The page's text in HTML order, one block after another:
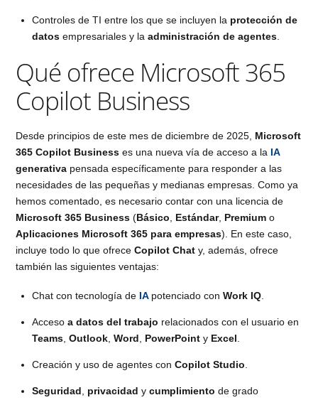
Controles de TI entre los que se incluyen la protección de
datos empresariales y la administración de agentes.
Qué ofrece Microsoft 365
Copilot Business
Desde principios de este mes de diciembre de 2025, Microsoft
365 Copilot Business es una nueva vía de acceso a la IA
generativa pensada específicamente para responder a las
necesidades de las pequeñas y medianas empresas. Como ya
hemos comentado, es necesario contar con una licencia de
Microsoft 365 Business (Básico Estándar, Premium o
Aplicaciones Microsoft 365 para empresas). En este caso,
incluye todo lo que ofreceCopilot Chaty, además, ofrece
también las siguientes ventajas:
Chat con tecnología de IA potenciado con Work IQ.
Acceso a datos del trabajo relacionados con el usuario en
Teams, Outlook, Word PowerPointy Excel
Creación y uso de agentes con Copilot Studio
Seguridad privacidad y cumplimiento de grado